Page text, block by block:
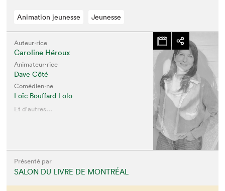
Animation jeunesse Jeunesse
Auteur·rice
Caroline Héroux
Animateur⋅rice
Dave Côté
Comédien·ne
Loïc Bouffard Lolo
Et d'autres...
Présenté par
SALON DU LIVRE DE MONTRÉAL